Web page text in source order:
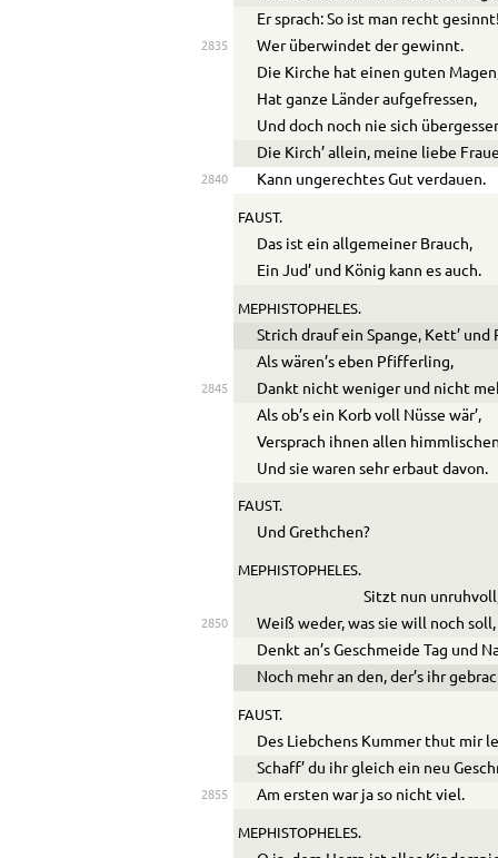
Er sprach: So ist man recht
2835
Wer überwindet der gewinnt.
Die Kirche hat einen guten
Hat ganze Länder aufgefressen,
Und doch noch nie sich
Die Kirch’ allein, meine liebe
2840 Kann ungerechtes Gut verdauen.
FAUST.
Das ist ein allgemeiner Brauch,
Ein Jud’ und König kann es auch.
MEPHISTOPHELES.
Strich drauf ein Spange, Kett’ und
Als wären’s eben Pfifferling,
2845
Dankt nicht weniger und nicht
Als ob’s ein Korb voll Nüsse wär’,
Versprach ihnen allen
Und sie waren sehr erbaut davon.
FAUST.
Und Grethchen?
MEPHISTOPHELES.
Sitzt nun
2850
Weiß weder, was sie will noch soll,
Denkt an’s Geschmeide Tag und
Noch mehr an den, der’s ihr
FAUST.
Des Liebchens Kummer thut mir
Schaff’ du ihr gleich ein neu
2855 Am ersten war ja so nicht viel.
MEPHISTOPHELES.